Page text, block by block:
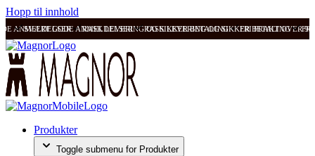
Hopp til innhold
ANMELDELSER RASK LEVERING OG SIKKER BETALING FRI FRAKT OVER
SVÆRT GODE ANMELDELSER RASK LEVERING OG SIKKER BETALING
Produkter
Toggle submenu for Produkter